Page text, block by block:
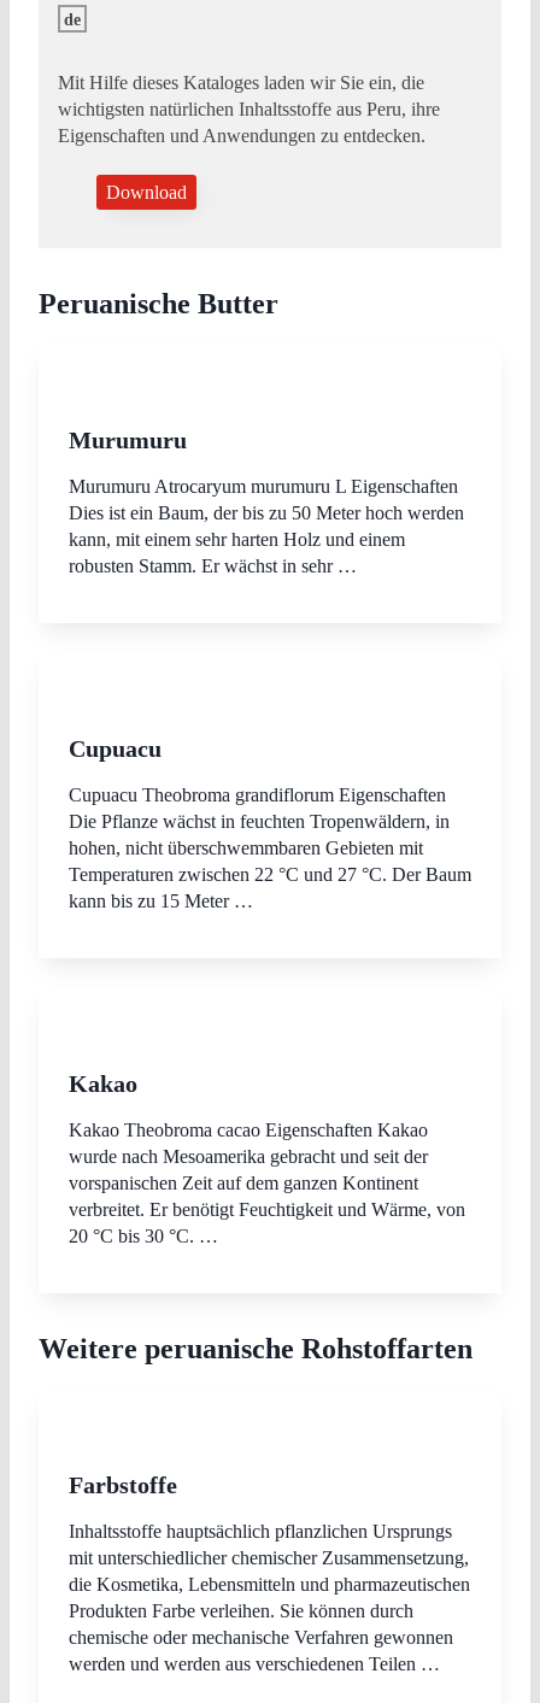
de
Mit Hilfe dieses Kataloges laden wir Sie ein, die
wichtigsten natürlichen Inhaltsstoffe aus Peru, ihre
Eigenschaften und Anwendungen zu entdecken.
Download
Peruanische Butter
Murumuru
Murumuru Atrocaryum murumuru L Eigenschaften
Dies ist ein Baum, der bis zu 50 Meter hoch werden
kann, mit einem sehr harten Holz und einem
robusten Stamm. Er wächst in sehr …
Cupuacu
Cupuacu Theobroma grandiflorum Eigenschaften
Die Pflanze wächst in feuchten Tropenwäldern, in
hohen, nicht überschwemmbaren Gebieten mit
Temperaturen zwischen 22 °C und 27 °C. Der Baum
kann bis zu 15 Meter …
Kakao
Kakao Theobroma cacao Eigenschaften Kakao
wurde nach Mesoamerika gebracht und seit der
vorspanischen Zeit auf dem ganzen Kontinent
verbreitet. Er benötigt Feuchtigkeit und Wärme, von
20 °C bis 30 °C. …
Weitere peruanische Rohstoffarten
Farbstoffe
Inhaltsstoffe hauptsächlich pflanzlichen Ursprungs
mit unterschiedlicher chemischer Zusammensetzung,
die Kosmetika, Lebensmitteln und pharmazeutischen
Produkten Farbe verleihen. Sie können durch
chemische oder mechanische Verfahren gewonnen
werden und werden aus verschiedenen Teilen …